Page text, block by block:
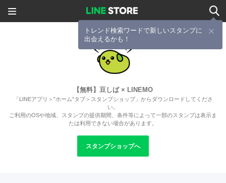
トレンド検索ワードで新しいスタンプに
出会えるかも！
【無料】豆しば × LINEMO
「LINEアプリ＞”ホーム”タブ＞スタンプショップ」からダウンロードしてくださ
い。
ご利用のOSや地域、スタンプの提供期間、条件等によって一部のスタンプは表示ま
たは利用できない場合があります。
スタンプショップへ